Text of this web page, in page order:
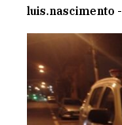
luis.nascimento -